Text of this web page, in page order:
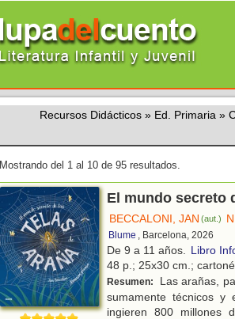
Recursos Didácticos » Ed. Primaria »
Mostrando del 1 al 10 de 95 resultados.
El mundo secreto
BECCALONI, JAN (aut.)
Blume , Barcelona, 2026
De 9 a 11 años. Libro
48 p.; 25x30 cm.;
Resumen:
Las arañas,
sumamente técnicos y
ingieren 800 millones